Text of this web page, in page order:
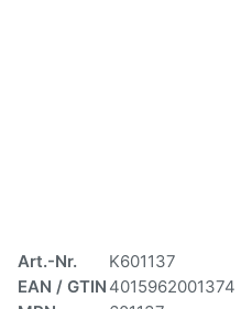
Art.-Nr.
K601137
EAN / GTIN 4015962001374